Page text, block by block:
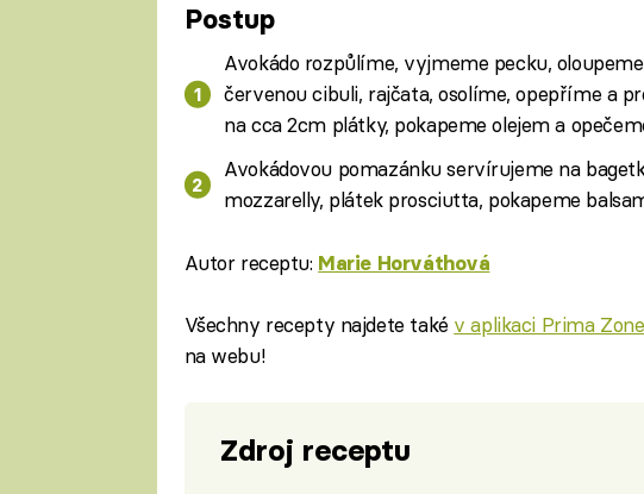
Postup
Avokádo rozpůlíme, vyjmeme pecku,
červenou cibuli, rajčata, osolíme, opepříme a
na cca 2cm plátky, pokapeme olejem a
Avokádovou pomazánku servírujeme na
mozzarelly, plátek prosciutta, pokapeme
Autor receptu: Marie Horváthová
Všechny recepty najdete také v aplikaci Prima
na webu!
Zdroj receptu